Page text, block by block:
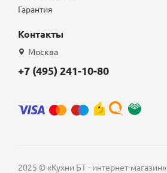
Гарантия
Контакты
Москва
+7 (495) 241-10-80
2025 © «Кухни БТ - интернет-магазин»